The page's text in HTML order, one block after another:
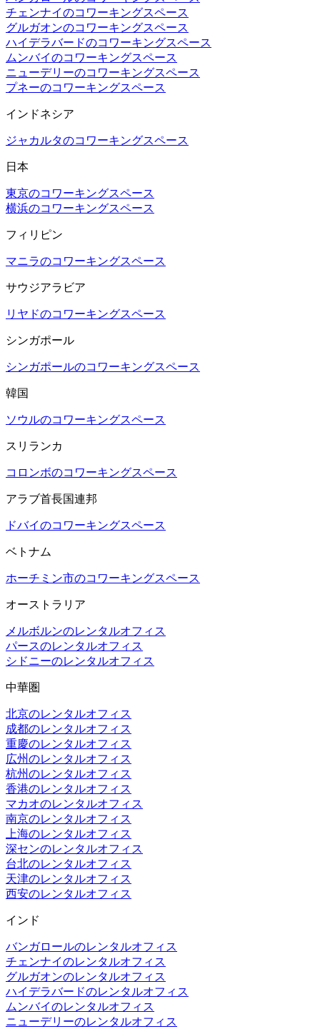
チェンナイのコワーキングスペース
グルガオンのコワーキングスペース
ハイデラバードのコワーキングスペース
ムンバイのコワーキングスペース
ニューデリーのコワーキングスペース
プネーのコワーキングスペース
インドネシア
ジャカルタのコワーキングスペース
日本
東京のコワーキングスペース
横浜のコワーキングスペース
フィリピン
マニラのコワーキングスペース
サウジアラビア
リヤドのコワーキングスペース
シンガポール
シンガポールのコワーキングスペース
韓国
ソウルのコワーキングスペース
スリランカ
コロンボのコワーキングスペース
アラブ首長国連邦
ドバイのコワーキングスペース
ベトナム
ホーチミン市のコワーキングスペース
オーストラリア
メルボルンのレンタルオフィス
パースのレンタルオフィス
シドニーのレンタルオフィス
中華圏
北京のレンタルオフィス
成都のレンタルオフィス
重慶のレンタルオフィス
広州のレンタルオフィス
杭州のレンタルオフィス
香港のレンタルオフィス
マカオのレンタルオフィス
南京のレンタルオフィス
上海のレンタルオフィス
深センのレンタルオフィス
台北のレンタルオフィス
天津のレンタルオフィス
西安のレンタルオフィス
インド
バンガロールのレンタルオフィス
チェンナイのレンタルオフィス
グルガオンのレンタルオフィス
ハイデラバードのレンタルオフィス
ムンバイのレンタルオフィス
ニューデリーのレンタルオフィス